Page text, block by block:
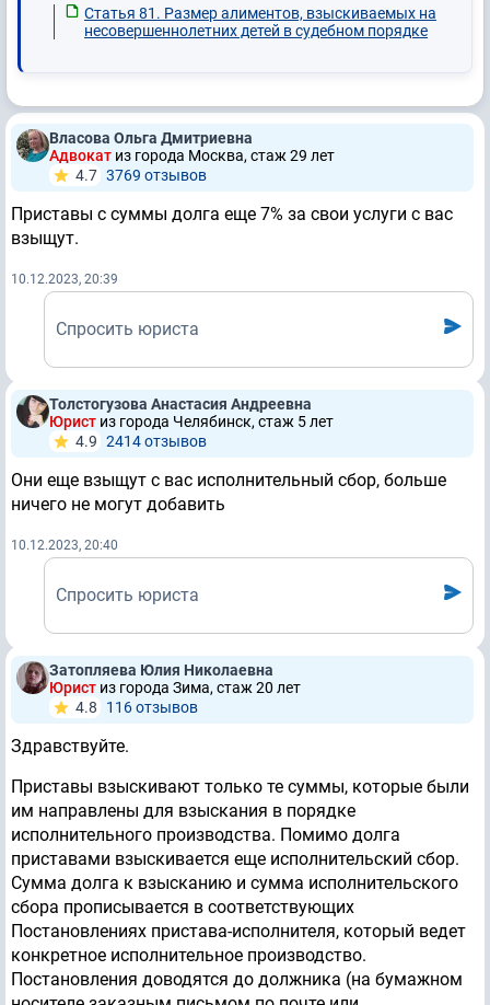
Статья 81. Размер алиментов, взыскиваемых на
несовершеннолетних детей в судебном порядке
Власова Ольга Дмитриевна
Адвокат из города Москва, стаж 29 лет
4.7 3769 отзывов
Приставы с суммы долга еще 7% за свои услуги с вас
взыщут.
10.12.2023, 20:39
Спросить юриста
Толстогузова Анастасия Андреевна
Юрист из города Челябинск, стаж 5 лет
4.9 2414 отзывов
Они еще взыщут с вас исполнительный сбор, больше
ничего не могут добавить
10.12.2023, 20:40
Спросить юриста
Затопляева Юлия Николаевна
Юрист из города Зима, стаж 20 лет
4.8
116 отзывов
Здравствуйте.
Приставы взыскивают только те суммы, которые были
им направлены для взыскания в порядке
исполнительного производства. Помимо долга
приставами взыскивается еще исполнительский сбор.
Сумма долга к взысканию и сумма исполнительского
сбора прописывается в соответствующих
Постановлениях пристава-исполнителя, который ведет
конкретное исполнительное производство.
Постановления доводятся до должника (на бумажном